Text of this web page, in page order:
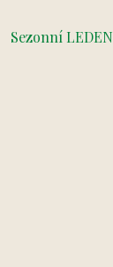
Sezonní LEDEN